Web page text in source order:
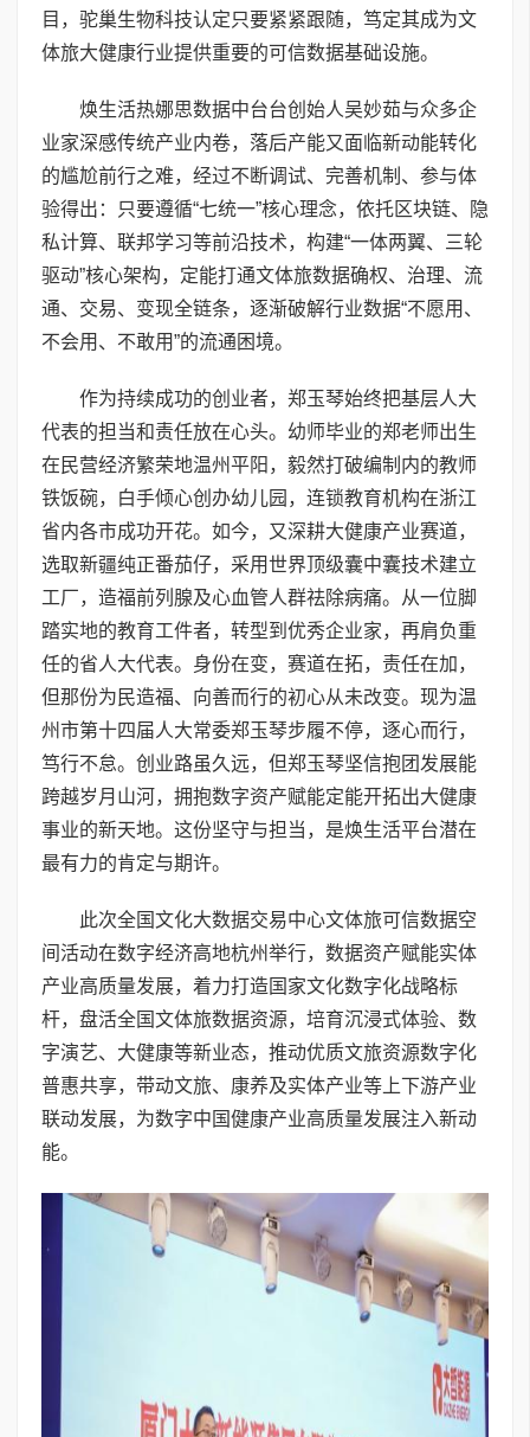
目，驼巢生物科技认定只要紧紧跟随，笃定其成为文
体旅大健康行业提供重要的可信数据基础设施。
焕生活热娜思数据中台台创始人吴妙茹与众多企
业家深感传统产业内卷，落后产能又面临新动能转化
的尴尬前行之难，经过不断调试、完善机制、参与体
验得出：只要遵循“七统一”核心理念，依托区块链、隐
私计算、联邦学习等前沿技术，构建“一体两翼、三轮
驱动”核心架构，定能打通文体旅数据确权、治理、流
通、交易、变现全链条，逐渐破解行业数据“不愿用、
不会用、不敢用”的流通困境。
作为持续成功的创业者，郑玉琴始终把基层人大
代表的担当和责任放在心头。幼师毕业的郑老师出生
在民营经济繁荣地温州平阳，毅然打破编制内的教师
铁饭碗，白手倾心创办幼儿园，连锁教育机构在浙江
省内各市成功开花。如今，又深耕大健康产业赛道，
选取新疆纯正番茄仔，采用世界顶级囊中囊技术建立
工厂，造福前列腺及心血管人群祛除病痛。从一位脚
踏实地的教育工件者，转型到优秀企业家，再肩负重
任的省人大代表。身份在变，赛道在拓，责任在加，
但那份为民造福、向善而行的初心从未改变。现为温
州市第十四届人大常委郑玉琴步履不停，逐心而行，
笃行不怠。创业路虽久远，但郑玉琴坚信抱团发展能
跨越岁月山河，拥抱数字资产赋能定能开拓出大健康
事业的新天地。这份坚守与担当，是焕生活平台潜在
最有力的肯定与期许。
此次全国文化大数据交易中心文体旅可信数据空
间活动在数字经济高地杭州举行，数据资产赋能实体
产业高质量发展，着力打造国家文化数字化战略标
杆，盘活全国文体旅数据资源，培育沉浸式体验、数
字演艺、大健康等新业态，推动优质文旅资源数字化
普惠共享，带动文旅、康养及实体产业等上下游产业
联动发展，为数字中国健康产业高质量发展注入新动
能。